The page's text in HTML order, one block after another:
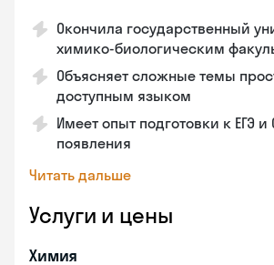
Окончила государственный
химико-биологическим
Объясняет сложные темы
доступным языком
Имеет опыт подготовки к ЕГЭ и
появления
Читать дальше
Услуги и цены
Химия